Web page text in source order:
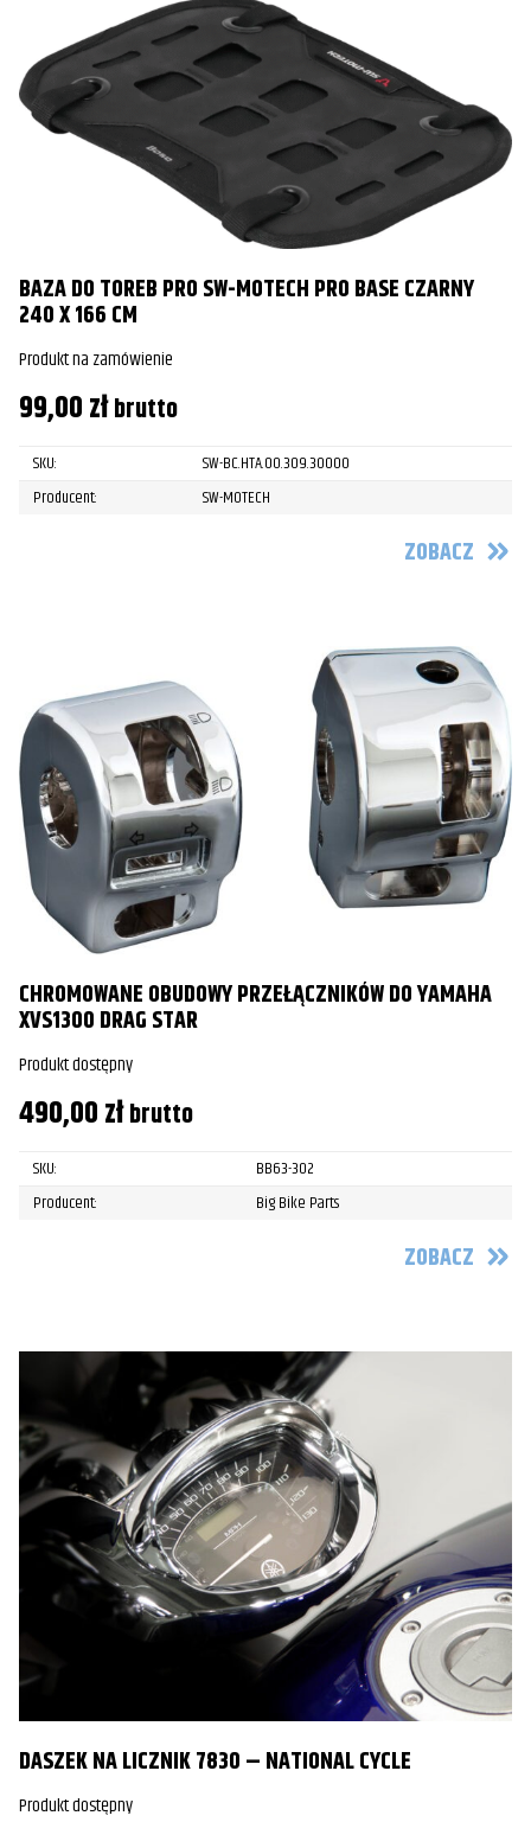
BAZA DO TOREB PRO SW-MOTECH PRO BASE CZARNY
240 X 166 CM
Produkt na zamówienie
99,00złbrutto
SKU:
SW-BC.HTA.00.309.30000
Producent:
SW-MOTECH
ZOBACZ
CHROMOWANE OBUDOWY PRZEŁĄCZNIKÓW DO YAMAHA
XVS1300 DRAG STAR
Produkt dostępny
490,00złbrutto
SKU:
BB63-302
Producent:
Big Bike Parts
ZOBACZ
DASZEK NA LICZNIK 7830 – NATIONAL CYCLE
Produkt dostępny